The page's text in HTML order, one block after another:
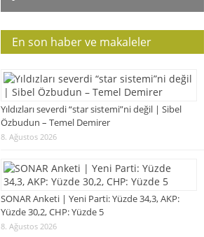
En son haber ve makaleler
Yıldızları severdi “star sistemi”ni değil | Sibel
Özbudun – Temel Demirer
8. Ağustos 2026
SONAR Anketi | Yeni Parti: Yüzde 34,3, AKP:
Yüzde 30,2, CHP: Yüzde 5
8. Ağustos 2026